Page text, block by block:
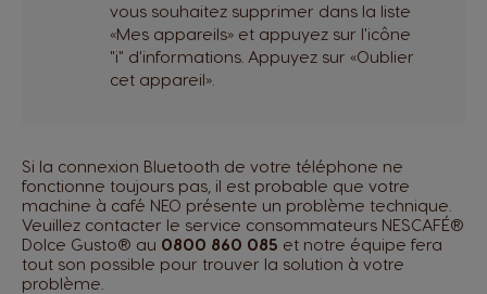
vous souhaitez supprimer dans la liste
«Mes appareils» et appuyez sur l'icône
"i" d'informations. Appuyez sur «Oublier
cet appareil».
Si la connexion Bluetooth de votre téléphone ne
fonctionne toujours pas, il est probable que votre
machine à café NEO présente un problème technique.
Veuillez contacter le service consommateurs NESCAFÉ®
Dolce Gusto® au 0800 860 085 et notre équipe fera
tout son possible pour trouver la solution à votre
problème.